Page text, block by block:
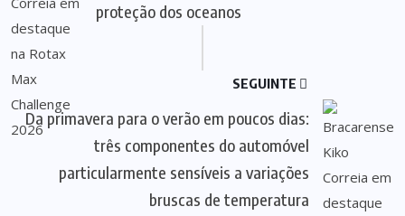
proteção dos oceanos
SEGUINTE
Da primavera para o verão em poucos dias:
três componentes do automóvel
particularmente sensíveis a variações
bruscas de temperatura